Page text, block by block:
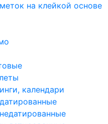
на клейкой основе
календари